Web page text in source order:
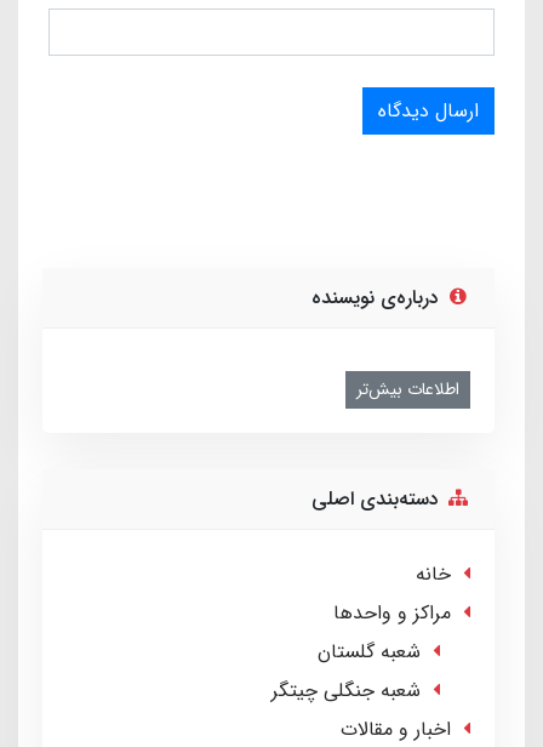
ارسال دیدگاه
درباره‌ی نویسنده
اطلاعات بیش‌تر
دسته‌بندی اصلی
خانه
مراکز و واحدها
شعبه گلستان
شعبه جنگلی چیتگر
اخبار و مقالات